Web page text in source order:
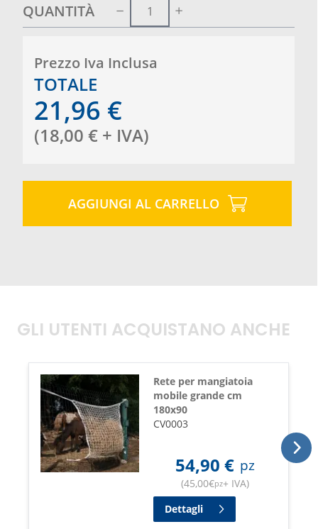
QUANTITÀ
Prezzo Iva Inclusa
TOTALE
21,96 €
(18,00 € + IVA)
AGGIUNGI AL CARRELLO
GLI UTENTI ACQUISTANO ANCHE
Rete per mangiatoia
mobile grande cm
180x90
CV0003
54,90 € pz
(45,00€pz+ IVA)
Dettagli